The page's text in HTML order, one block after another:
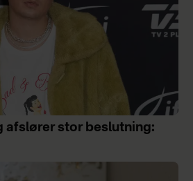
afslører stor beslutning: